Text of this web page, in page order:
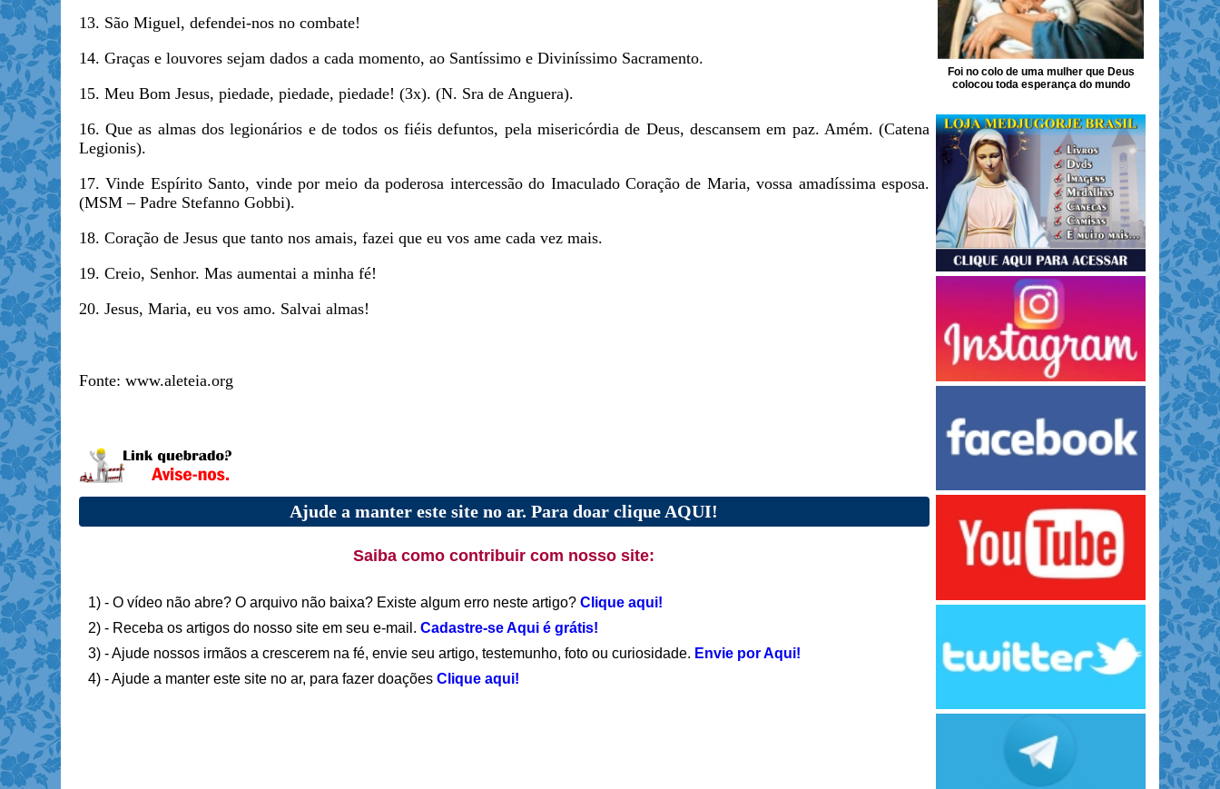
13. São Miguel, defendei-nos no combate!
14. Graças e louvores sejam dados a cada momento, ao Santíssimo e Diviníssimo Sacramento.
15. Meu Bom Jesus, piedade, piedade, piedade! (3x). (N. Sra de Anguera).
16. Que as almas dos legionários e de todos os fiéis defuntos, pela misericórdia de Deus, descansem em paz. Amém. (Catena
Legionis).
17. Vinde Espírito Santo, vinde por meio da poderosa intercessão do Imaculado Coração de Maria, vossa amadíssima esposa.
(MSM – Padre Stefanno Gobbi).
18. Coração de Jesus que tanto nos amais, fazei que eu vos ame cada vez mais.
19. Creio, Senhor. Mas aumentai a minha fé!
20. Jesus, Maria, eu vos amo. Salvai almas!
Fonte: www.aleteia.org
Ajude a manter este site no ar. Para doar clique AQUI!
Saiba como contribuir com nosso site:
1) - O vídeo não abre? O arquivo não baixa? Existe algum erro neste artigo? Clique aqui!
2) - Receba os artigos do nosso site em seu e-mail. Cadastre-se Aqui é grátis!
3) - Ajude nossos irmãos a crescerem na fé, envie seu artigo, testemunho, foto ou curiosidade. Envie por Aqui!
4) - Ajude a manter este site no ar, para fazer doações Clique aqui!
Foi no colo de uma mulher que Deus
colocou toda esperança do mundo